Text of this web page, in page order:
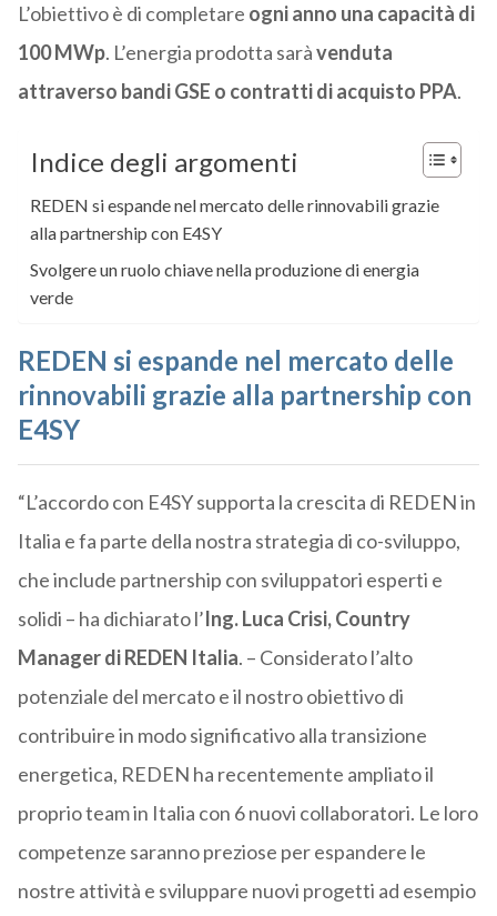
L’obiettivo è di completare ogni anno una capacità di
100 MWp. L’energia prodotta saràvenduta
attraverso bandi GSE o contratti di acquisto PPA.
Indice degli argomenti
REDEN si espande nel mercato delle rinnovabili grazie
alla partnership con E4SY
Svolgere un ruolo chiave nella produzione di energia
verde
REDEN si espande nel mercato delle
rinnovabili grazie alla partnership con
E4SY
“L’accordo con E4SY supporta la crescita di REDEN in
Italia e fa parte della nostra strategia di co-sviluppo,
che include partnership con sviluppatori esperti e
solidi – ha dichiarato l’Ing. Luca Crisi, Country
Manager di REDEN Italia. – Considerato l’alto
potenziale del mercato e il nostro obiettivo di
contribuire in modo significativo alla transizione
energetica, REDEN ha recentemente ampliato il
proprio team in Italia con 6 nuovi collaboratori. Le loro
competenze saranno preziose per espandere le
nostre attività e sviluppare nuovi progetti ad esempio